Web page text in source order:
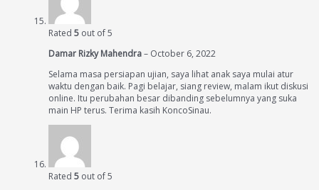
Rated 5 out of 5
Damar Rizky Mahendra– October 6, 2022
Selama masa persiapan ujian, saya lihat anak saya mulai atur
waktu dengan baik. Pagi belajar, siang review, malam ikut diskusi
online. Itu perubahan besar dibanding sebelumnya yang suka
main HP terus. Terima kasih KoncoSinau.
Rated 5 out of 5